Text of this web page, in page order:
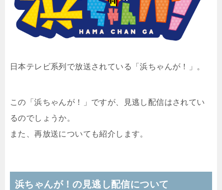
日本テレビ系列で放送されている「浜ちゃんが！ 」。
この「浜ちゃんが！」ですが、見逃し配信はされてい
るのでしょうか。
また、再放送についても紹介します。
浜ちゃんが！の見逃し配信について